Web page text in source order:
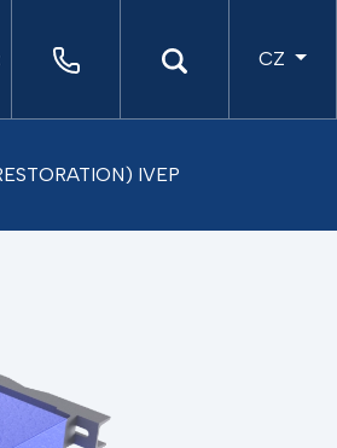
CZ
IVEP